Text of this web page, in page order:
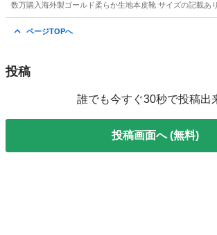
数万購入海外製ゴールド柔らか生地本皮靴 サイズの記載
ページTOPへ
投稿
誰でも今すぐ30秒で投稿出
投稿画面へ (無料)